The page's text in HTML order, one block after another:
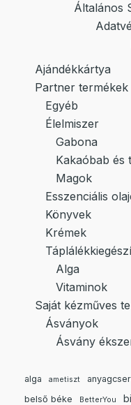
Általános
Ajándékkártya
Partner termékek
Egyéb
Élelmiszer
Gabona
Kakaóbab és
Magok
Esszenciális
Könyvek
Krémek
Alga
Vitaminok
Saját kézműves
Ásványok
Ásvány
alga ametiszt
belső béke
BetterYou